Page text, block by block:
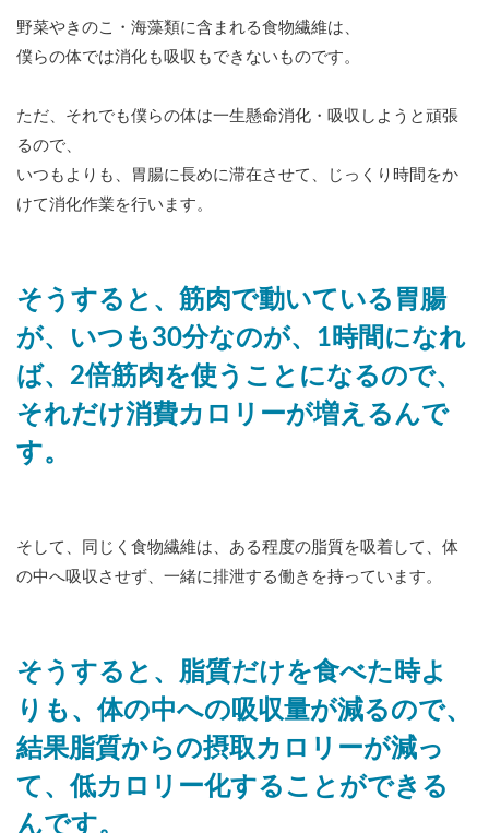
野菜やきのこ・海藻類に含まれる食物繊維は、
僕らの体では消化も吸収もできないものです。
ただ、それでも僕らの体は一生懸命消化・吸収しようと頑張
るので、
いつもよりも、胃腸に長めに滞在させて、じっくり時間をか
けて消化作業を行います。
そうすると、筋肉で動いている胃腸
が、いつも30分なのが、1時間になれ
ば、2倍筋肉を使うことになるので、
それだけ消費カロリーが増えるんで
す。
そして、同じく食物繊維は、ある程度の脂質を吸着して、体
の中へ吸収させず、一緒に排泄する働きを持っています。
そうすると、脂質だけを食べた時よ
りも、体の中への吸収量が減るので、
結果脂質からの摂取カロリーが減っ
て、低カロリー化することができる
んです。